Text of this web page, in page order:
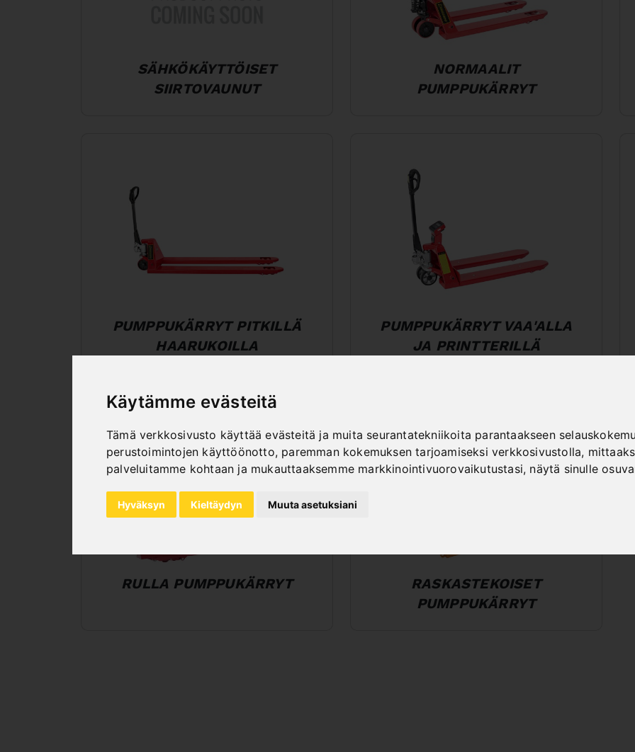
Käytämme evästeitä
Tämä verkkosivusto käyttää evästeitä ja muita seurantatekniikoita parantaakseen
perustoimintojen käyttöönotto, paremman kokemuksen tarjoamiseksi verkkosivustolla,
palveluitamme kohtaan ja mukauttaaksemme markkinointivuorovaikutustasi, näytä sinulle
Hyväksyn Kieltäydyn Muuta asetuksiani
SÄHKÖKÄYTTÖISET
SIIRTOVAUNUT
NORMAALIT
PUMPPUKÄRRYT
PUMPPUKÄRRYT PITKILLÄ
HAARUKOILLA
PUMPPUKÄRRYT VAA'ALLA
JA PRINTTERILLÄ
RULLA PUMPPUKÄRRYT
RASKASTEKOISET
PUMPPUKÄRRYT